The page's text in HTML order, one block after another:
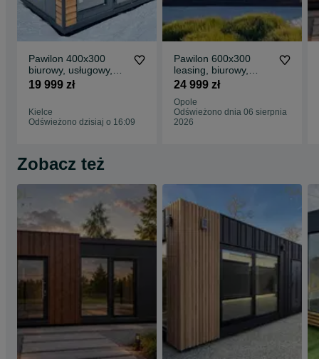
wyglądzie swojego pawilonu!
Podana cena dotyczy pawilonu widocznego na zdjęciach! (+23%)
Zapraszam na inne nasze ogłoszenia dotyczące sprzedaży i
wynajmu pawilonów (klikając w : więcej od tego ogłoszeniodawcy
oraz na naszą stronę internetową: www.dampol-pawilony.com
Pawilon 400x300
biurowy, usługowy,
handlowy, kiosk
19 999 zł
Kielce
Odświeżono dzisiaj o 16:09
Pawilon 600x300
leasing, biurowy,
usługowy, handlowy,
24 999 zł
Opole
Odświeżono dnia 06 sierpnia
2026
Zobacz też